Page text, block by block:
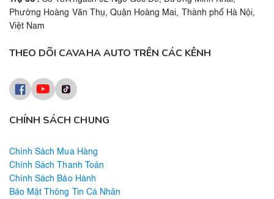
Phường Hoàng Văn Thụ, Quận Hoàng Mai, Thành phố Hà Nội,
Việt Nam
CHÍNH SÁCH CHUNG
Chính Sách Mua Hàng
Chính Sách Thanh Toán
Chính Sách Bảo Hành
Bảo Mật Thông Tin Cá Nhân
THEO DÕI CAVAHA AUTO TRÊN CÁC KÊNH